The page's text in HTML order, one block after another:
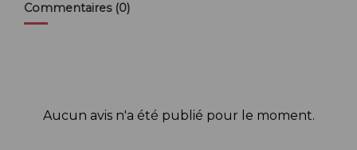
Commentaires (0)
Aucun avis n'a été publié pour le moment.